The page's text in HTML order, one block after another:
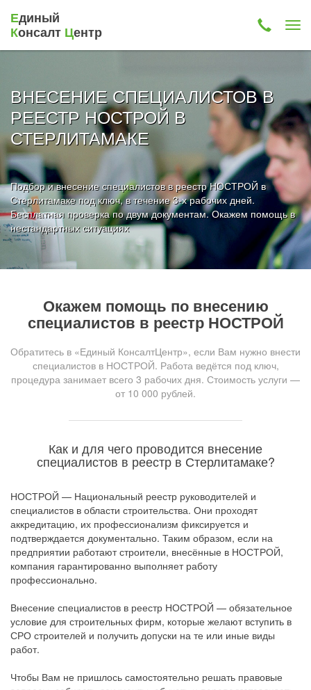
Единый
Консалт Центр
ВНЕСЕНИЕ СПЕЦИАЛИСТОВ В
РЕЕСТР НОСТРОЙ В
СТЕРЛИТАМАКЕ
Подбор и внесение специалистов в реестр НОСТРОЙ в
Стерлитамаке под ключ, в течение 3-х рабочих дней.
Бесплатная проверка по двум документам. Окажем помощь в
нестандартных ситуациях
Окажем помощь по внесению
специалистов в реестр НОСТРОЙ
Обратитесь в «Единый КонсалтЦентр», если Вам нужно внести
специалистов в НОСТРОЙ. Работа ведётся под ключ,
процедура занимает всего 3 рабочих дня. Стоимость услуги —
от 10 000 рублей.
Как и для чего проводится внесение
специалистов в реестр в Стерлитамаке?
НОСТРОЙ — Национальный реестр руководителей и
специалистов в области строительства. Они проходят
аккредитацию, их профессионализм фиксируется и
подтверждается документально. Таким образом, если на
предприятии работают строители, внесённые в НОСТРОЙ,
компания гарантированно выполняет работу
профессионально.
Внесение специалистов в реестр НОСТРОЙ — обязательное
условие для строительных фирм, которые желают вступить в
СРО строителей и получить допуски на те или иные виды
работ.
Чтобы Вам не пришлось самостоятельно решать правовые